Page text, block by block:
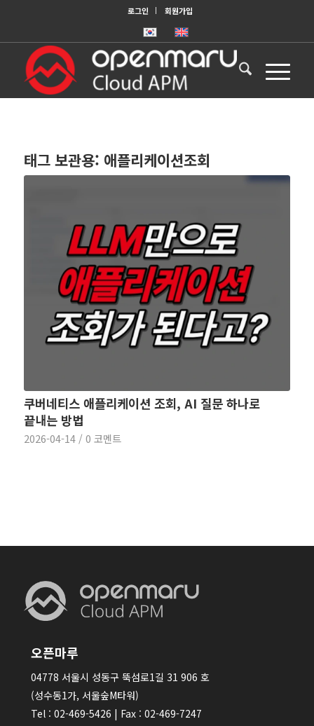
로그인 회원가입
태그 보관용: 애플리케이션조회
쿠버네티스 애플리케이션 조회, AI 질문 하나로
끝내는 방법
2026-04-14 / 0 코멘트
오픈마루
04778 서울시 성동구 뚝섬로1길 31 906 호
(성수동1가, 서울숲M타워)
Tel : 02-469-5426 | Fax : 02-469-7247